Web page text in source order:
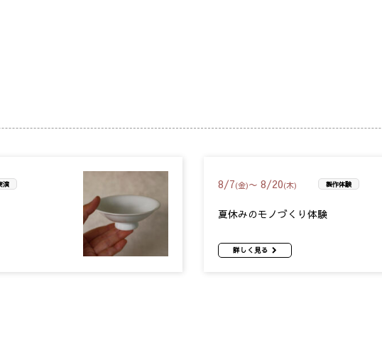
演 8/7(金)〜 8/20(木) 製作体験
夏休みのモノづくり体験
詳しく見る